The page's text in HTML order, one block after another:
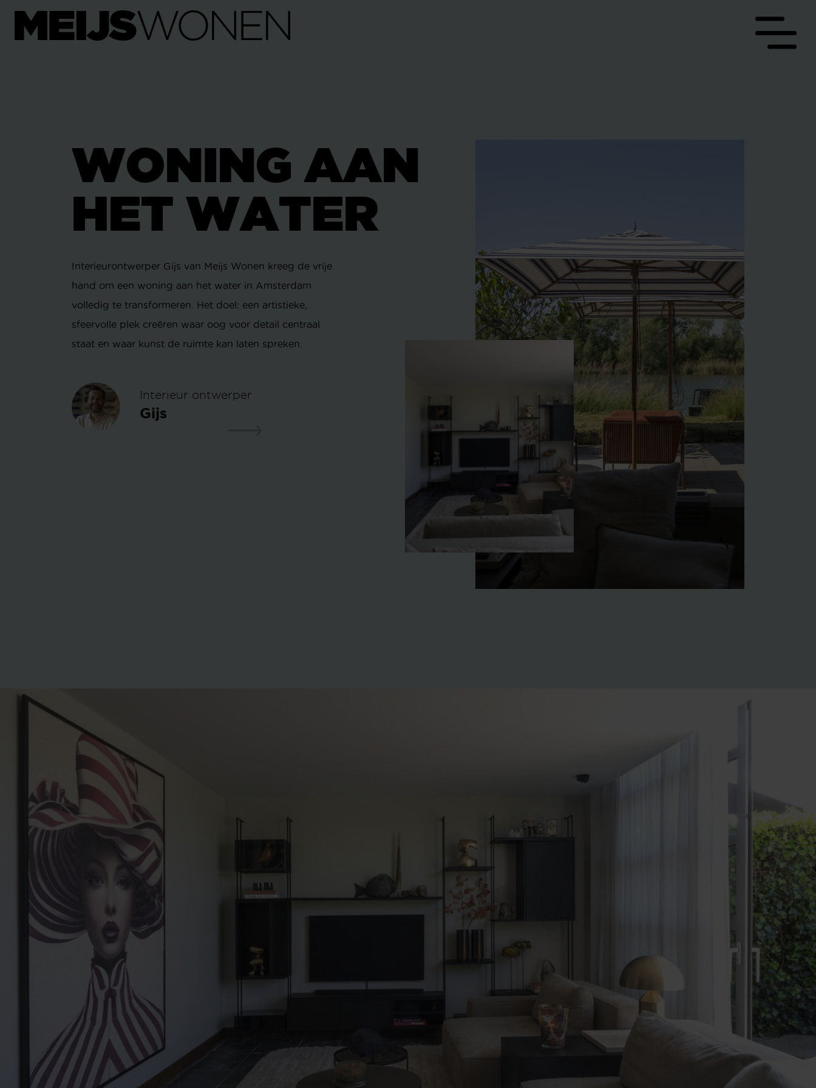
WONING AAN
HET WATER
Interieurontwerper Gijs van Meijs Wonen kreeg de vrije
hand om een woning aan het water in Amsterdam
volledig te transformeren. Het doel: een artistieke,
sfeervolle plek creëren waar oog voor detail centraal
staat en waar kunst de ruimte kan laten spreken.
Interieur ontwerper
Gijs